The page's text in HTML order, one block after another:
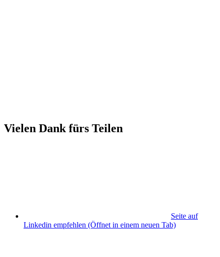
Vielen Dank fürs Teilen
Seite auf
Linkedin empfehlen (Öffnet in einem neuen Tab)